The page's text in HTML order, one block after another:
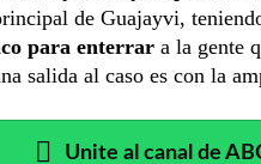
de Guajayvi,
para enterrar a la gente
salida al caso es con la
Unite al canal de